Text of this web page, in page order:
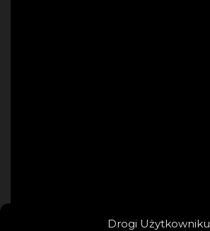
Drogi Użytkowniku